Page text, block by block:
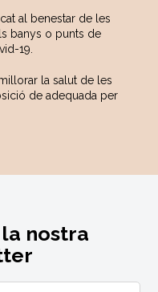
al benestar de les
banys o punts de
19.
la salut de les
de adequada per
nostra